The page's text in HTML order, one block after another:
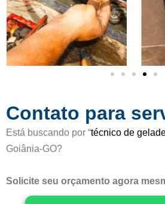
Contato para
Está buscando por “técnico de
Goiânia-GO?
Solicite seu orçamento agora